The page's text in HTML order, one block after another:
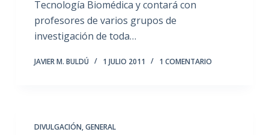
Tecnología Biomédica y contará con
profesores de varios grupos de
investigación de toda…
JAVIER M. BULDÚ 1 JULIO 2011 1 COMENTARIO
DIVULGACIÓN,GENERAL